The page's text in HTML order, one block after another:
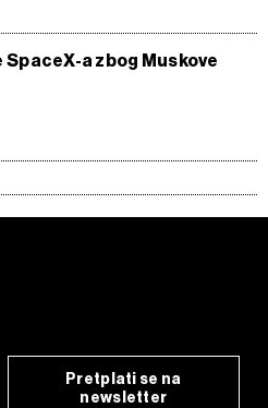
a zbog Muskove
Pretplati se na
newsletter